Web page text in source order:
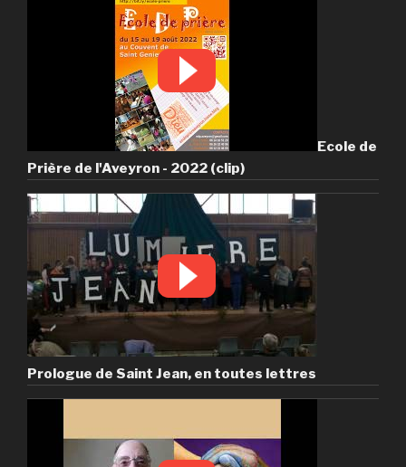
Ecole de
Prière de l'Aveyron - 2022 (clip)
Prologue de Saint Jean, en toutes lettres